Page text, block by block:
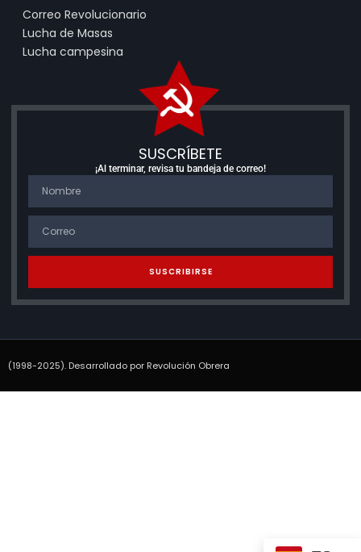
Correo Revolucionario
Lucha de Masas
Lucha campesina
SUSCRÍBETE
¡Al terminar, revisa tu bandeja de correo!
SUSCRIBIRSE
(1998-2025). Desarrollado por Revolución Obrera